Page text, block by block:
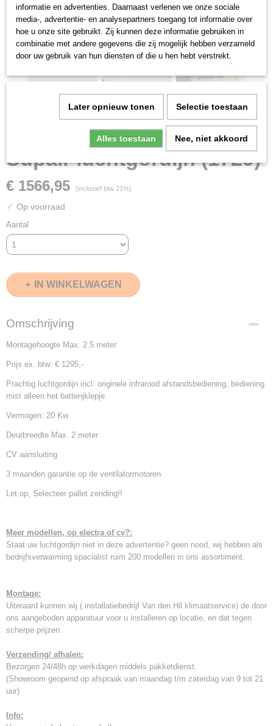
Supair luchtgordijn (1729)
€ 1566,95 (inclusief btw 21%)
✓ Op voorraad
Aantal
IN WINKELWAGEN
Omschrijving
Montagehoogte Max. 2.5 meter
Prijs ex. btw: € 1295,-
Prachtig luchtgordijn incl. originele infrarood afstandsbediening, bediening
mist alleen het batterijklepje.
Vermogen: 20 Kw
Deurbreedte Max. 2 meter
CV aansluiting
3 maanden garantie op de ventilatormotoren
Let op, Selecteer pallet zending!!
Meer modellen, op electra of cv?:
Staat uw luchtgordijn niet in deze advertentie? geen nood, wij hebben als
bedrijfsverwarming spacialist ruim 200 modellen in ons assortiment.
Montage:
Uiteraard kunnen wij ( installatiebedrijf Van den Hil klimaatservice) de door
ons aangeboden apparatuur voor u installeren op locatie, en dat tegen
scherpe prijzen.
Verzending/ afhalen:
Bezorgen 24/48h op werkdagen middels pakketdienst.
(Showroom geopend op afspraak van maandag t/m zaterdag van 9 tot 21
uur)
Info:
informatie en advertenties. Daarnaast verlenen we onze sociale
media-, advertentie- en analysepartners toegang tot informatie over
hoe u onze site gebruikt. Zij kunnen deze informatie gebruiken in
combinatie met andere gegevens die zij mogelijk hebben verzameld
door uw gebruik van hun diensten of die u hen hebt verstrekt.
Later opnieuw tonen Selectie toestaan
Alles toestaan Nee, niet akkoord